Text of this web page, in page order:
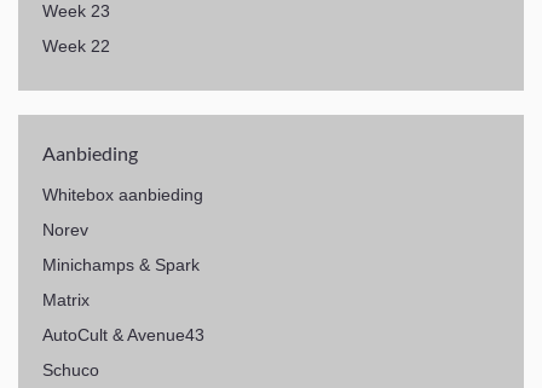
Week 23
Week 22
Aanbieding
Whitebox aanbieding
Norev
Minichamps & Spark
Matrix
AutoCult & Avenue43
Schuco